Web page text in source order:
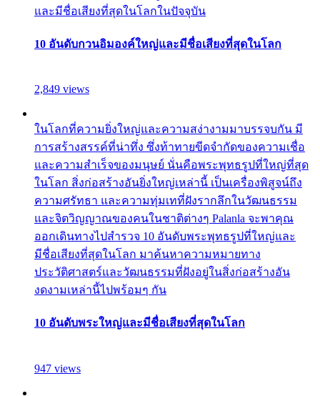
และมีชื่อเสียงที่สุดในโลกในปัจจุบัน
10 อันดับกวนอิมองค์ใหญ่และมีชื่อเสียงที่สุดในโลก
2,849 views
ในโลกที่ความยิ่งใหญ่และความสง่างามมาบรรจบกัน มี
การสร้างสรรค์ที่น่าทึ่ง ซึ่งท้าทายขีดจำกัดของความเชื่อ
และความสำเร็จของมนุษย์ นั่นคือพระพุทธรูปที่ใหญ่ที่สุด
ในโลก สิ่งก่อสร้างอันยิ่งใหญ่เหล่านี้ เป็นเครื่องพิสูจน์ถึง
ความศรัทธา และความทุ่มเทที่ฝังรากลึกในวัฒนธรรม
และจิตวิญญาณของคนในชาติต่างๆ Palanla จะพาคุณ
ออกเดินทางไปสำรวจ 10 อันดับพระพุทธรูปที่ใหญ่และ
มีชื่อเสียงที่สุดในโลก มาค้นหาความหมายทาง
ประวัติศาสตร์และวัฒนธรรมที่ฝังอยู่ในสิ่งก่อสร้างอัน
งดงามเหล่านี้ไปพร้อมๆ กัน
10 อันดับพระใหญ่และมีชื่อเสียงที่สุดในโลก
947 views